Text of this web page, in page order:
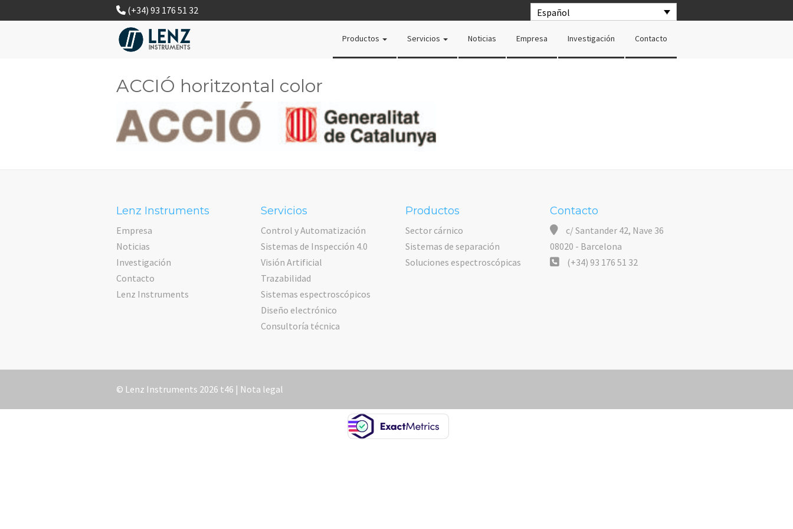
Español
(+34) 93 176 51 32
Productos Servicios Noticias Empresa Investigación Contacto
ACCIÓ horitzontal color
Lenz Instruments
Empresa
Noticias
Investigación
Contacto
Lenz Instruments
Servicios
Control y Automatización
Sistemas de Inspección 4.0
Visión Artificial
Trazabilidad
Sistemas espectroscópicos
Diseño electrónico
Consultoría técnica
Productos
Sector cárnico
Sistemas de separación
Soluciones espectroscópicas
Contacto
c/ Santander 42, Nave 36
08020 - Barcelona
(+34) 93 176 51 32
© Lenz Instruments 2026 t46 | Nota legal